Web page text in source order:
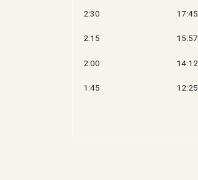
2:30
2:15
2:00
1:45
17:45
15:57
14:12
12:25